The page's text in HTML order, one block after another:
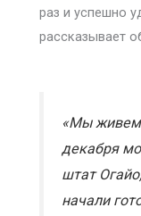
раз и успешно
рассказывает
«Мы живем
декабря
штат
начали